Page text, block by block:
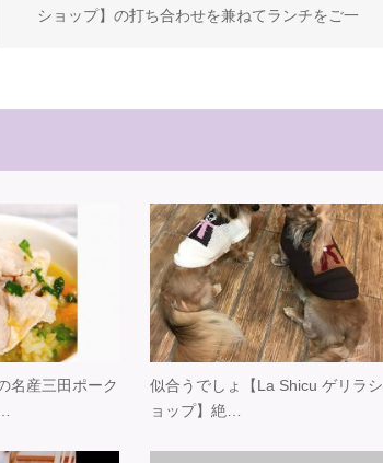
ショップ】の 打ち合わせを兼ねて ランチをご一
cocoro #4月27日 #4月28日 #みんな来てね #新名
神 #川西icすぐ (Instagram)
名産 三田ポーク
似合うでしょ 【La Shicu ゲリラシ
ョップ】 絶…